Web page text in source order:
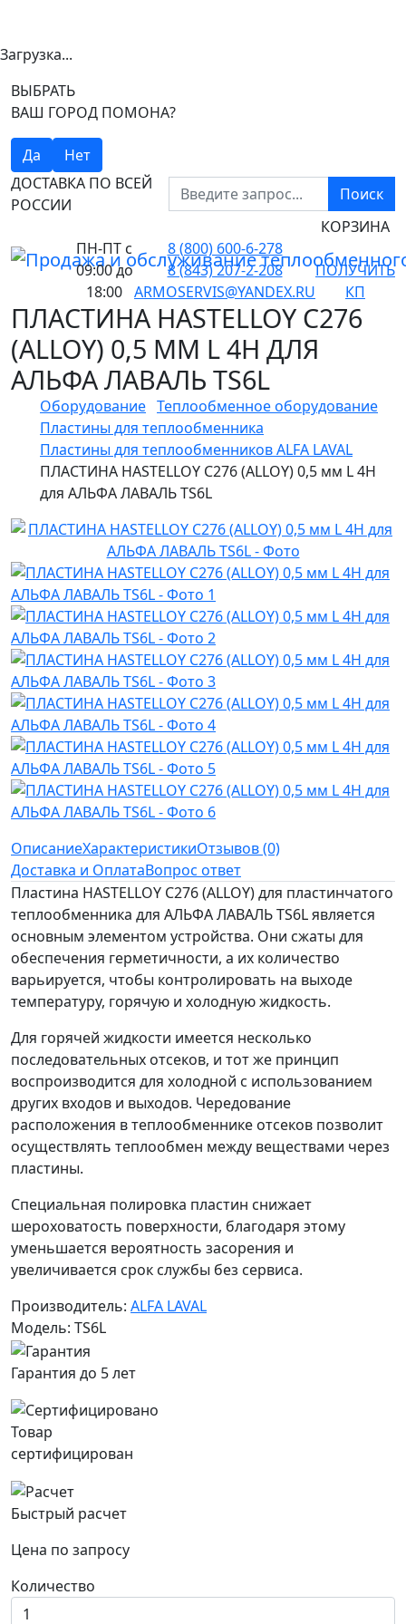
Загрузка...
ВЫБРАТЬ
ВАШ ГОРОД ПОМОНА?
Да
Нет
ДОСТАВКА ПО ВСЕЙ
РОССИИ
Поиск
ПН-ПТ с
09:00 до
18:00
8 (800) 600-6-278
8 (843) 207-2-208
ARMOSERVIS@YANDEX.RU
КОРЗИНА
ПОЛУЧИТЬ
КП
ПЛАСТИНА HASTELLOY C276
(ALLOY) 0,5 ММ L 4H ДЛЯ
АЛЬФА ЛАВАЛЬ TS6L
Оборудование Теплообменное оборудование
Пластины для теплообменника
Пластины для теплообменников ALFA LAVAL
ПЛАСТИНА HASTELLOY C276 (ALLOY) 0,5 мм L 4H
для АЛЬФА ЛАВАЛЬ TS6L
ОписаниеХарактеристикиОтзывов (0)
Доставка и ОплатаВопрос ответ
Пластина HASTELLOY C276 (ALLOY) для пластинчатого
теплообменника для АЛЬФА ЛАВАЛЬ TS6L является
основным элементом устройства. Они сжаты для
обеспечения герметичности, а их количество
варьируется, чтобы контролировать на выходе
температуру, горячую и холодную жидкость.
Для горячей жидкости имеется несколько
последовательных отсеков, и тот же принцип
воспроизводится для холодной с использованием
других входов и выходов. Чередование
расположения в теплообменнике отсеков позволит
осуществлять теплообмен между веществами через
пластины.
Специальная полировка пластин снижает
шероховатость поверхности, благодаря этому
уменьшается вероятность засорения и
увеличивается срок службы без сервиса.
Производитель: ALFA LAVAL
Модель: TS6L
Гарантия до 5 лет
Товар
сертифицирован
Быстрый расчет
Цена по запросу
Количество